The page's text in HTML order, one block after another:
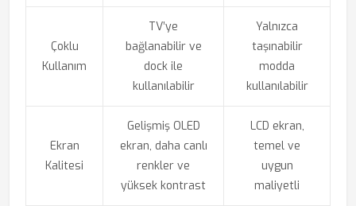
Çoklu
Kullanım
TV’ye
bağlanabilir ve
dock ile
kullanılabilir
Yalnızca
taşınabilir
modda
kullanılabilir
Ekran
Kalitesi
Gelişmiş OLED
ekran, daha canlı
renkler ve
yüksek kontrast
LCD ekran,
temel ve
uygun
maliyetli